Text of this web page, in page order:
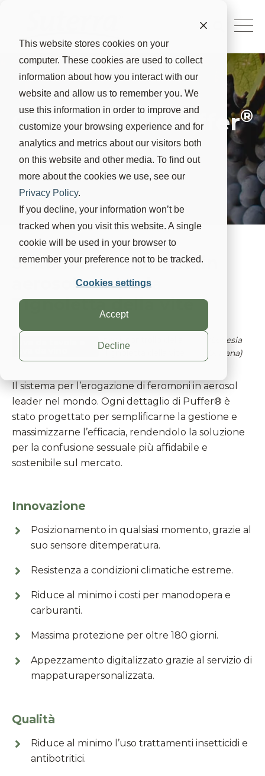
This website stores cookies on your
computer. These cookies are used to collect
information about how you interact with our
website and allow us to remember you. We
use this information in order to improve and
customize your browsing experience and for
analytics and metrics about our visitors both
on this website and other media. To find out
more about the cookies we use, see our
Privacy Policy.
If you decline, your information won’t be
tracked when you visit this website. A single
cookie will be used in your browser to
remember your preference not to be tracked.
Cookies settings
Accept
Decline
CheckMate®Puffer®
LB
Sistema di feromoni in
aerosol contro la
Tignoletta della vite
per il controllo della
(Lobesia
botrana)
Il sistema per l’erogazione di feromoni in aerosol
leader nel mondo. Ogni dettaglio di Puffer® è
stato progettato per semplificarne la gestione e
massimizzarne l’efficacia, rendendolo la soluzione
per la confusione sessuale più affidabile e
sostenibile sul mercato.
Innovazione
Posizionamento in qualsiasi momento, grazie al
suo sensore ditemperatura.
Resistenza a condizioni climatiche estreme.
Riduce al minimo i costi per manodopera e
carburanti.
Massima protezione per oltre 180 giorni.
Appezzamento digitalizzato grazie al servizio di
mappaturapersonalizzata.
Qualità
Riduce al minimo l’uso trattamenti insetticidi e
antibotritici.